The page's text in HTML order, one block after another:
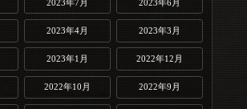
2023年7月 2023年6月
2023年4月 2023年3月
2023年1月 2022年12月
2022年10月 2022年9月